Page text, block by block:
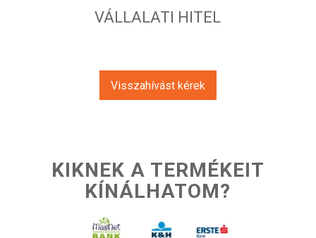
VÁLLALATI HITEL
Visszahívást kérek
KIKNEK A TERMÉKEIT
KÍNÁLHATOM?